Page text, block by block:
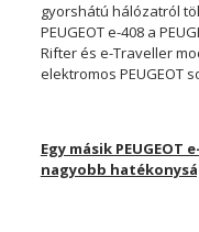
gyorshátú hálózatról
PEUGEOT e-408 a
Rifter és e-Traveller
elektromos PEUGEOT
Egy másik
nagyobb